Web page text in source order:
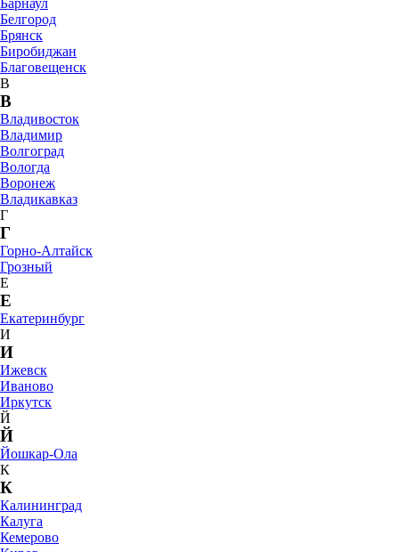
Барнаул
Белгород
Брянск
Биробиджан
Благовещенск
В
В
Владивосток
Владимир
Волгоград
Вологда
Воронеж
Владикавказ
Г
Г
Горно-Алтайск
Грозный
Е
Е
Екатеринбург
И
И
Ижевск
Иваново
Иркутск
Й
Й
Йошкар-Ола
К
К
Калининград
Калуга
Кемерово